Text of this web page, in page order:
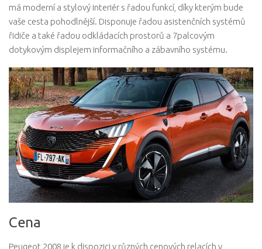
má moderní a stylový interiér s řadou funkcí, díky kterým bude
vaše cesta pohodlnější. Disponuje řadou asistenčních systémů
řidiče a také řadou odkládacích prostorů a 7palcovým
dotykovým displejem informačního a zábavního systému.
Cena
Peugeot 2008 je k dispozici v různých cenových relacích v